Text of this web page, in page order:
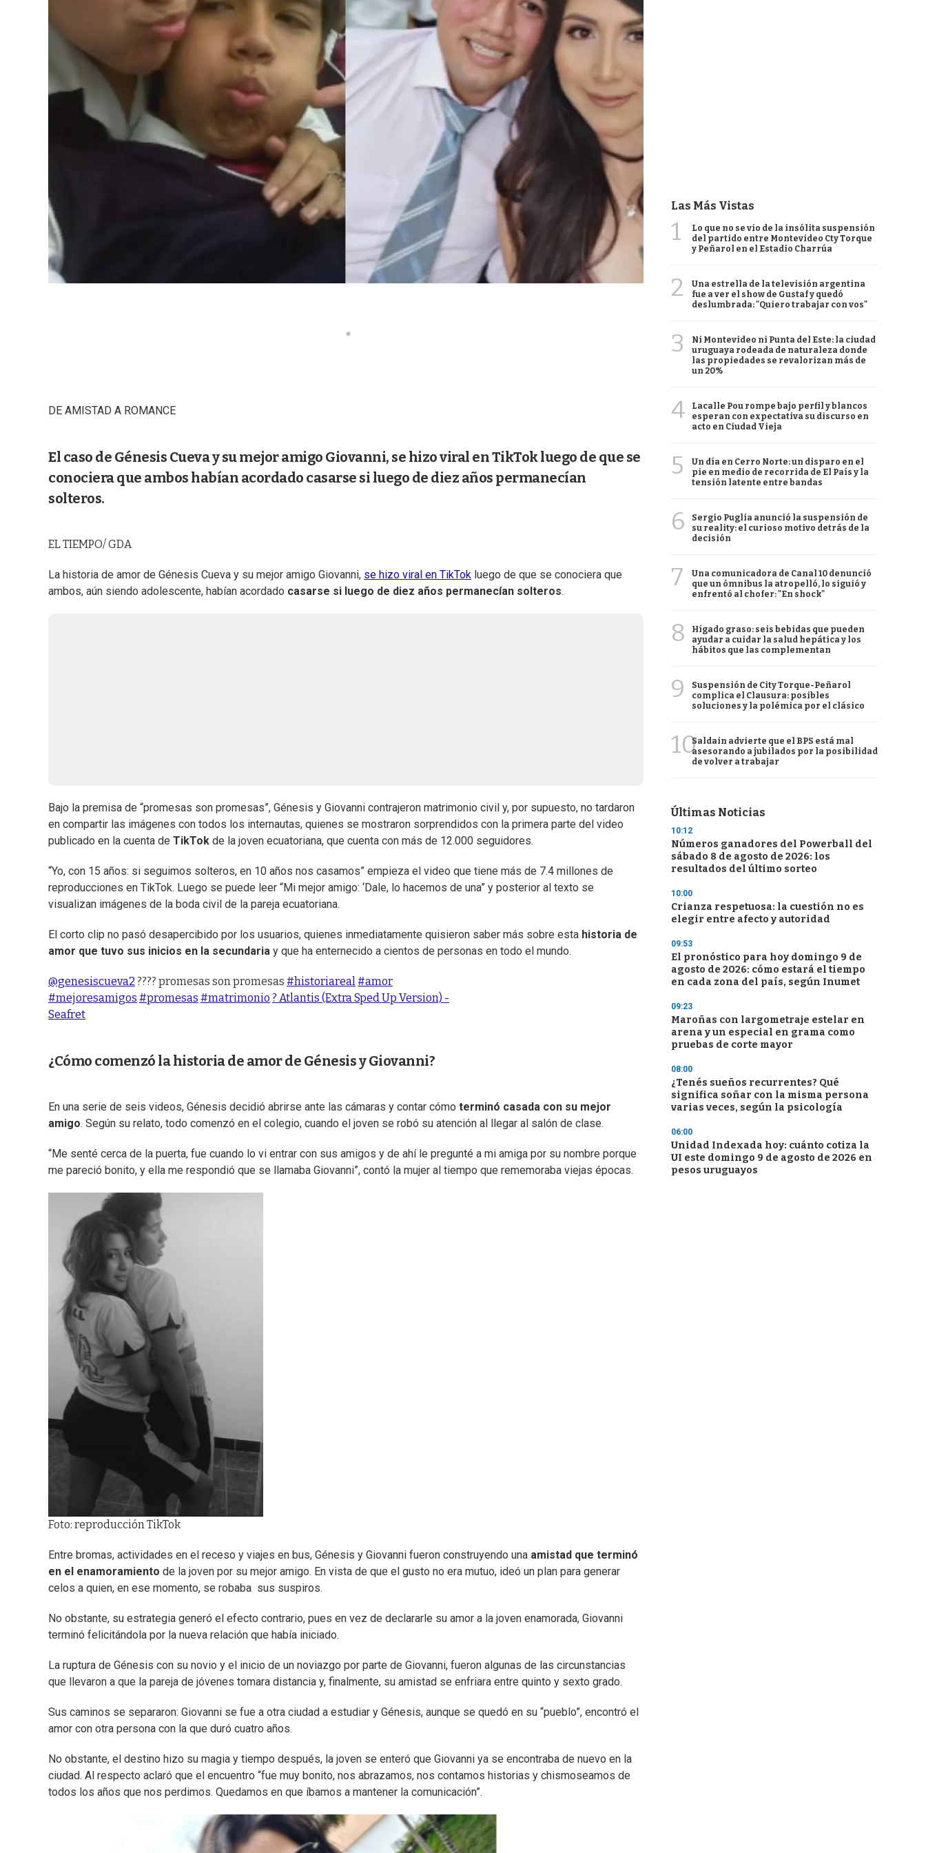
DE AMISTAD A ROMANCE
El caso de Génesis Cueva y su mejor amigo Giovanni, se hizo viral en TikTok luego de que se
conociera que ambos habían acordado casarse si luego de diez años permanecían
solteros.
EL TIEMPO/ GDA
La historia de amor de Génesis Cueva y su mejor amigo Giovanni, se hizo viral en TikTok luego de que se conociera que
ambos, aún siendo adolescente, habían acordado casarse si luego de diez años permanecían solteros.
Bajo la premisa de “promesas son promesas”, Génesis y Giovanni contrajeron matrimonio civil y, por supuesto, no tardaron
en compartir las imágenes con todos los internautas, quienes se mostraron sorprendidos con la primera parte del video
publicado en la cuenta de TikTok de la joven ecuatoriana, que cuenta con más de 12.000 seguidores.
“Yo, con 15 años: si seguimos solteros, en 10 años nos casamos” empieza el video que tiene más de 7.4 millones de
reproducciones en TikTok. Luego se puede leer “Mi mejor amigo: ‘Dale, lo hacemos de una” y posterior al texto se
visualizan imágenes de la boda civil de la pareja ecuatoriana.
El corto clip no pasó desapercibido por los usuarios, quienes inmediatamente quisieron saber más sobre esta historia de
amor que tuvo sus inicios en la secundaria y que ha enternecido a cientos de personas en todo el mundo.
@genesiscueva2 ???? promesas son promesas #historiareal#amor
#mejoresamigos #promesas #matrimonio ? Atlantis (Extra Sped Up Version) -
Seafret
¿Cómo comenzó la historia de amor de Génesis y Giovanni?
En una serie de seis videos, Génesis decidió abrirse ante las cámaras y contar cómo terminó casada con su mejor
amigo. Según su relato, todo comenzó en el colegio, cuando el joven se robó su atención al llegar al salón de clase.
“Me senté cerca de la puerta, fue cuando lo vi entrar con sus amigos y de ahí le pregunté a mi amiga por su nombre porque
me pareció bonito, y ella me respondió que se llamaba Giovanni”, contó la mujer al tiempo que rememoraba viejas épocas.
Foto: reproducción TikTok
Entre bromas, actividades en el receso y viajes en bus, Génesis y Giovanni fueron construyendo una amistad que terminó
en el enamoramiento de la joven por su mejor amigo. En vista de que el gusto no era mutuo, ideó un plan para generar
celos a quien, en ese momento, se robaba sus suspiros.
No obstante, su estrategia generó el efecto contrario, pues en vez de declararle su amor a la joven enamorada, Giovanni
terminó felicitándola por la nueva relación que había iniciado.
La ruptura de Génesis con su novio y el inicio de un noviazgo por parte de Giovanni, fueron algunas de las circunstancias
que llevaron a que la pareja de jóvenes tomara distancia y, finalmente, su amistad se enfriara entre quinto y sexto grado.
Sus caminos se separaron: Giovanni se fue a otra ciudad a estudiar y Génesis, aunque se quedó en su “pueblo”, encontró el
amor con otra persona con la que duró cuatro años.
No obstante, el destino hizo su magia y tiempo después, la joven se enteró que Giovanni ya se encontraba de nuevo en la
ciudad. Al respecto aclaró que el encuentro “fue muy bonito, nos abrazamos, nos contamos historias y chismoseamos de
todos los años que nos perdimos. Quedamos en que íbamos a mantener la comunicación”.
Las Más Vistas
1
Lo que no se vio de la insólita suspensión
del partido entre Montevideo Cty Torque
y Peñarol en el Estadio Charrúa
2
Una estrella de la televisión argentina
fue a ver el show de Gustaf y quedó
deslumbrada: "Quiero trabajar con vos"
3
Ni Montevideo ni Punta del Este: la ciudad
uruguaya rodeada de naturaleza donde
las propiedades se revalorizan más de
un 20%
4
Lacalle Pou rompe bajo perfil y blancos
esperan con expectativa su discurso en
acto en Ciudad Vieja
5
Un día en Cerro Norte: un disparo en el
pie en medio de recorrida de El País y la
tensión latente entre bandas
6
Sergio Puglia anunció la suspensión de
su reality: el curioso motivo detrás de la
decisión
7
Una comunicadora de Canal 10 denunció
que un ómnibus la atropelló, lo siguió y
enfrentó al chofer: "En shock"
8
Hígado graso: seis bebidas que pueden
ayudar a cuidar la salud hepática y los
hábitos que las complementan
9
Suspensión de City Torque-Peñarol
complica el Clausura: posibles
soluciones y la polémica por el clásico
10Saldain advierte que el BPS está mal
asesorando a jubilados por la posibilidad
de volver a trabajar
Últimas Noticias
10:12
Números ganadores del Powerball del
sábado 8 de agosto de 2026: los
resultados del último sorteo
10:00
Crianza respetuosa: la cuestión no es
elegir entre afecto y autoridad
09:53
El pronóstico para hoy domingo 9 de
agosto de 2026: cómo estará el tiempo
en cada zona del país, según Inumet
09:23
Maroñas con largometraje estelar en
arena y un especial en grama como
pruebas de corte mayor
08:00
¿Tenés sueños recurrentes? Qué
significa soñar con la misma persona
varias veces, según la psicología
06:00
Unidad Indexada hoy: cuánto cotiza la
UI este domingo 9 de agosto de 2026 en
pesos uruguayos